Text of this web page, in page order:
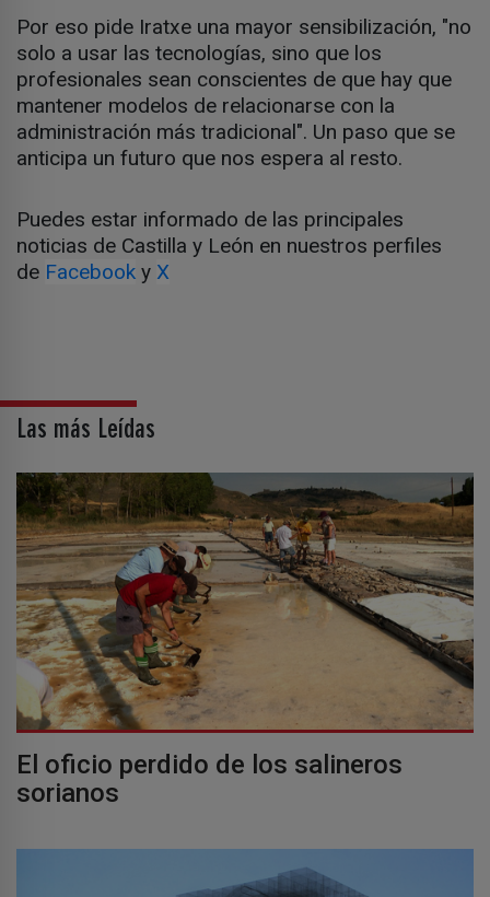
Por eso pide Iratxe una mayor sensibilización, "no
solo a usar las tecnologías, sino que los
profesionales sean conscientes de que hay que
mantener modelos de relacionarse con la
administración más tradicional". Un paso que se
anticipa un futuro que nos espera al resto.
Puedes estar informado de las principales
noticias de Castilla y León en nuestros perfiles
de Facebook y X
Las más Leídas
El oficio perdido de los salineros
sorianos